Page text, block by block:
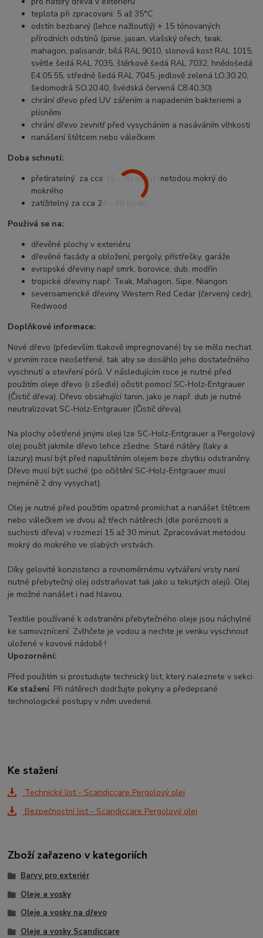
teplota při zpracovani: 5 až 35°C
odstín bezbarvý (lehce nažloutlý) + 15 tónovaných
přírodních odstínů (pinie, jasan, vlašský ořech, teak,
mahagon, palisandr, bílá RAL 9010, slonová kost RAL 1015,
světle šedá RAL 7035, štěrkově šedá RAL 7032, hnědošedá
E4.05.55, středně šedá RAL 7045, jedlově zelená LO.30.20,
šedomodrá SO.20.40, švédská červená C8.40.30)
chrání dřevo před UV zářením a napadením bakteriemi a
plísněmi
chrání dřevo zevnitř před vysycháním a nasáváním vlhkosti
nanášení štětcem nebo válečkem
Doba schnutí:
přetíratelný za cca 15 - 30 minut metodou mokrý do
mokrého
zatížitelný za cca 24 - 48 hodin
Použivá se na:
dřevěné plochy v exteriéru
dřevěné fasády a obložení, pergoly, přístřešky, garáže
evropské dřeviny např smrk, borovice, dub, modřín
tropické dřeviny např. Teak, Mahagon, Sipe, Niangon
severoamerické dřeviny Western Red Cedar (červený cedr),
Redwood
Doplňkové informace:
Nové dřevo (především tlakově impregnované) by se mělo nechat
v prvním roce neošetřené, tak aby se dosáhlo jeho dostatečného
vyschnutí a otevření pórů. V následujícím roce je nutné před
použitím oleje dřevo (i zšedlé) očistit pomocí SC-Holz-Entgrauer
(Čistič dřeva). Dřevo obsahující tanin, jako je např. dub je nutné
neutralizovat SC-Holz-Entgrauer (Čistič dřeva).
Na plochy ošetřené jinými oleji lze SC-Holz-Entgrauer a Pergolový
olej použít jakmile dřevo lehce zšedne. Staré nátěry (laky a
lazury) musí být před napuštěním olejem beze zbytku odstraněny.
Dřevo musí být suché (po očištění SC-Holz-Entgrauer musí
nejméně 2 dny vysychat).
Olej je nutné před použitím opatrně promíchat a nanášet štětcem
nebo válečkem ve dvou až třech nátěrech (dle poréznosti a
suchosti dřeva) v rozmezí 15 až 30 minut. Zpracovávat metodou
mokrý do mokrého ve slabých vrstvách.
Díky gelovité konzistenci a rovnoměrnému vytváření vrsty není
nutné přebytečný olej odstraňovat tak jako u tekutých olejů. Olej
je možné nanášet i nad hlavou.
Textilie používané k odstranění přebytečného oleje jsou náchylné
ke samovznícení. Zvlhčete je vodou a nechte je venku vyschnout
uložené v kovové nádobě !
Upozornění:
Před použitím si prostudujte technický list, který naleznete v sekci
Ke stažení. Při nátěrech dodržujte pokyny a předepsané
technologické postupy v něm uvedené.
Ke stažení
Technický list - Scandiccare Pergolový olej
Bezpečnostní list - Scandiccare Pergolový olej
Zboží zařazeno v kategoriích
Barvy pro exteriér
Oleje a vosky
Oleje a vosky na dřevo
Oleje a vosky Scandiccare